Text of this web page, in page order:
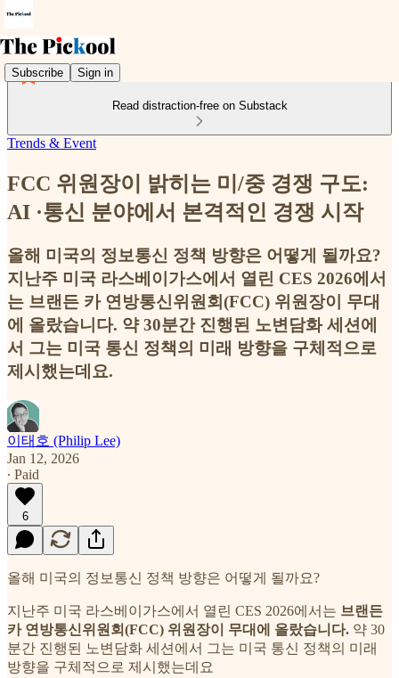
Subscribe Sign in
Read distraction-free on Substack
Trends & Event
FCC 위원장이 밝히는 미/중 경쟁 구도:
AI ·통신 분야에서 본격적인 경쟁 시작
올해 미국의 정보통신 정책 방향은 어떻게 될까요?
지난주 미국 라스베이가스에서 열린 CES 2026에서
는 브랜든 카 연방통신위원회(FCC) 위원장이 무대
에 올랐습니다. 약 30분간 진행된 노변담화 세션에
서 그는 미국 통신 정책의 미래 방향을 구체적으로
제시했는데요.
이태호 (Philip Lee)
Jan 12, 2026
∙ Paid
6
올해 미국의 정보통신 정책 방향은 어떻게 될까요?
지난주 미국 라스베이가스에서 열린 CES 2026에서는 브랜든
카 연방통신위원회(FCC) 위원장이 무대에 올랐습니다. 약 30
분간 진행된 노변담화 세션에서 그는 미국 통신 정책의 미래
방향을 구체적으로 제시했는데요